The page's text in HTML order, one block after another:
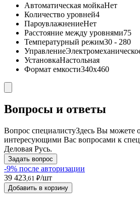
Автоматическая мойкаНет
Количество уровней4
ПароувлажнениеНет
Расстояние между уровнями75
Температурный режим30 - 280
Управление
УстановкаНастольная
Формат емкости340х460
Вопросы и ответы
Вопрос специалистуЗдесь Вы можете
интересующими Вас вопросами к
Деловая Русь.
Задать вопрос
-9% после авторизации
39 423,61 ₽/шт
Добавить в корзину